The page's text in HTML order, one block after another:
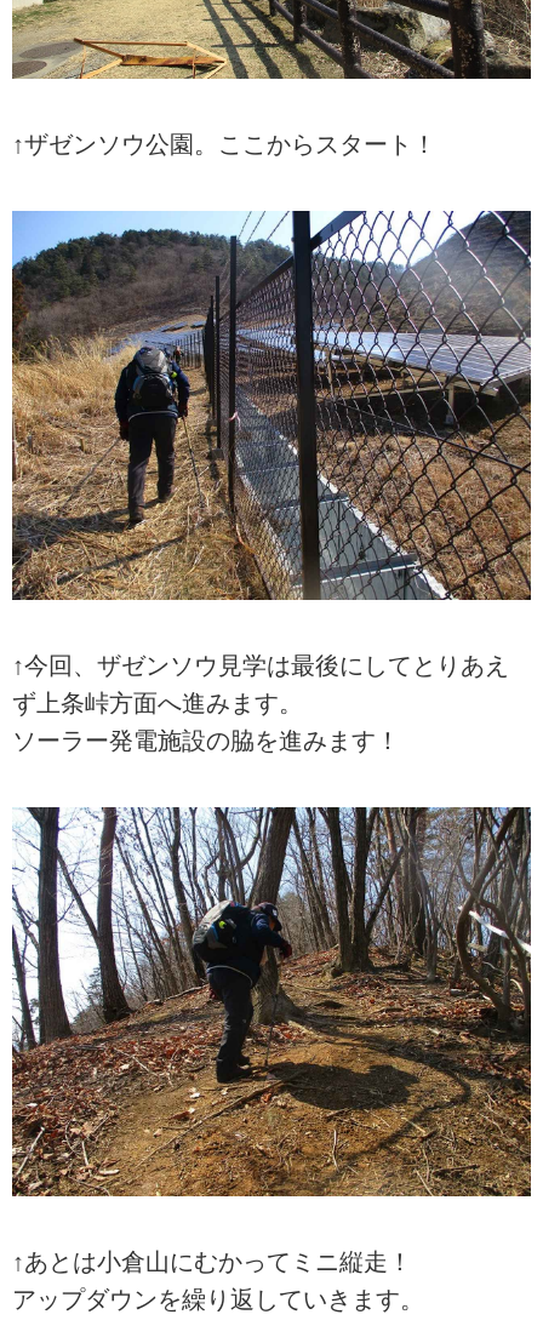
↑ザゼンソウ公園。ここからスタート！
↑今回、ザゼンソウ見学は最後にしてとりあえ
ず上条峠方面へ進みます。
ソーラー発電施設の脇を進みます！
↑あとは小倉山にむかってミニ縦走！
アップダウンを繰り返していきます。